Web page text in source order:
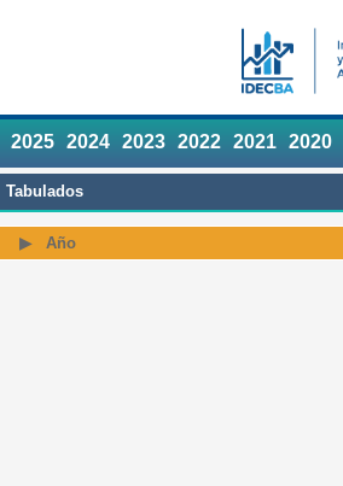
2025 2024 2023 2022 2021 2020
Tabulados
Año